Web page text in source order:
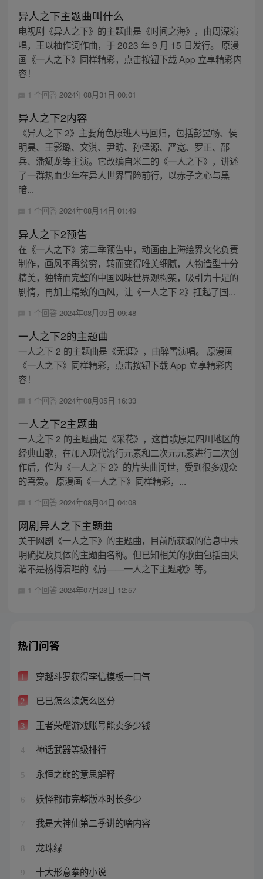
异人之下主题曲叫什么
电视剧《异人之下》的主题曲是《时间之海》，由周深演
唱，王以柚作词作曲，于 2023 年 9 月 15 日发行。 原漫
画《一人之下》同样精彩，点击按钮下载 App 立享精彩内
容！
1 个回答 2024年08月31日 00:01
异人之下2内容
《异人之下 2》主要角色原班人马回归，包括彭昱畅、侯
明昊、王影璐、文淇、尹昉、孙泽源、严宽、罗正、邵
兵、潘斌龙等主演。它改编自米二的《一人之下》，讲述
了一群热血少年在异人世界冒险前行，以赤子之心与黑
暗...
1 个回答 2024年08月14日 01:49
异人之下2预告
在《一人之下》第二季预告中，动画由上海绘界文化负责
制作，画风不再贫穷，转而变得唯美细腻，人物造型十分
精美，独特而完整的中国风味世界观构架，吸引力十足的
剧情，再加上精致的画风，让《一人之下 2》扛起了国...
1 个回答 2024年08月09日 09:48
一人之下2的主题曲
一人之下 2 的主题曲是《无涯》，由醉雪演唱。 原漫画
《一人之下》同样精彩，点击按钮下载 App 立享精彩内
容！
1 个回答 2024年08月05日 16:33
一人之下2主题曲
一人之下 2 的主题曲是《采花》，这首歌原是四川地区的
经典山歌，在加入现代流行元素和二次元元素进行二次创
作后，作为《一人之下 2》的片头曲问世，受到很多观众
的喜爱。 原漫画《一人之下》同样精彩，...
1 个回答 2024年08月04日 04:08
网剧异人之下主题曲
关于网剧《一人之下》的主题曲，目前所获取的信息中未
明确提及具体的主题曲名称。但已知相关的歌曲包括由央
湄不是杨梅演唱的《局——一人之下主题歌》等。
1 个回答 2024年07月28日 12:57
热门问答
1 穿越斗罗获得李信模板一口气
2 已巳怎么读怎么区分
3 王者荣耀游戏账号能卖多少钱
4 神话武器等级排行
5 永恒之巅的意思解释
6 妖怪都市完整版本时长多少
7 我是大神仙第二季讲的啥内容
8 龙珠绿
9 十大形意拳的小说